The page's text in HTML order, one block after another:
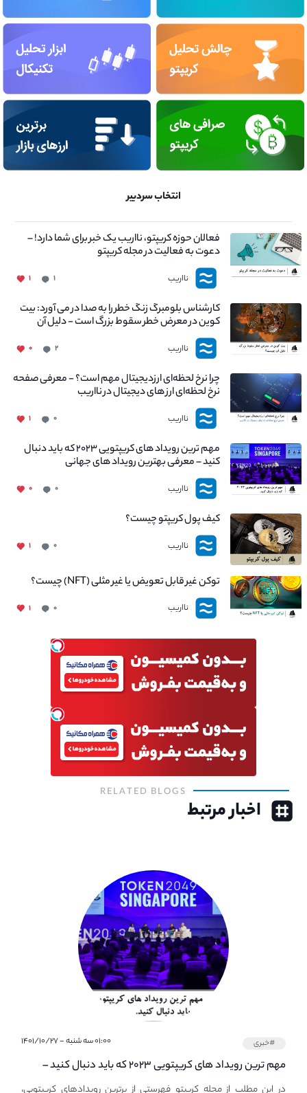
انتخاب سردبیر
فعالان حوزه کریپتو، نااریب یک خبر برای شما دارد! –
دعوت به فعالیت در مجله کریپتو
نااریب ۱ ۱
کارشناس بلومبرگ زنگ خطر را به صدا در می آورد: بیت
کوین در معرض خطر سقوط بزرگ است - دلیل آن
چیست؟
نااریب ۲ ۰
چرا نرخ لحظه‌ای ارزدیجیتال مهم است؟ - معرفی صفحه
نرخ لحظه‌ای ارز های دیجیتال در نااریب
نااریب ۰ ۱
مهم ترین رویداد های کریپتویی ۲۰۲۳ که باید دنبال
کنید – معرفی بهترین رویداد های جهانی
نااریب ۰ ۰
کیف پول کریپتو چیست؟
نااریب ۰ ۱
توکن غیر قابل تعویض یا غیر مثلی (NFT) چیست؟
نااریب ۰ ۱
RELATED BLOGS
اخبار مرتبط
#خبری ۰۱:۰۰ سه شنبه - ۱۴۰۱/۱۰/۲۷
مهم ترین رویداد های کریپتویی ۲۰۲۳ که باید دنبال کنید –
معرفی بهترین رویداد های جهانی
در این مطلب از مجله کریپتو فهرستی از برترین رویدادهای کریپتویی،